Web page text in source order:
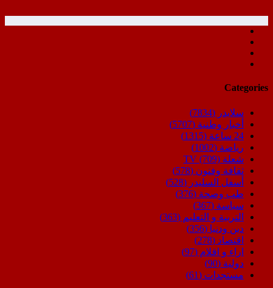
Categories
سلايدر (7834)
أخبار وطنية (5707)
24 ساعة
(1315)
رياضة (1002)
شعلة TV (709)
ثقافة وفنون (578)
أسفل السليدر (528)
طب وصحة (376)
سياسة (367)
التربية و التعليم (363)
دين ودنيا (356)
اقتصاد (278)
اراء و اقلام (97)
دولية (90)
مستجدات (61)